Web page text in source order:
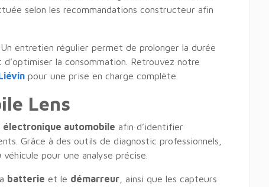
selon les recommandations constructeur afin
entretien régulier permet de prolonger la durée
la consommation. Retrouvez notre
pour une prise en charge complète.
Lens
automobile afin d’identifier
Grâce à des outils de diagnostic professionnels,
pour une analyse précise.
batterie et le démarreur , ainsi que les capteurs